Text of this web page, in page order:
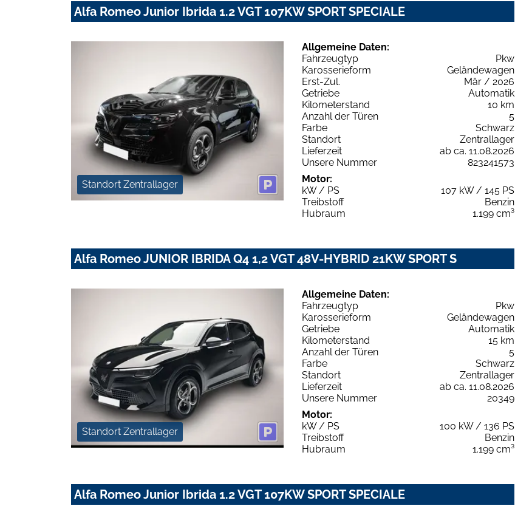
Alfa Romeo Junior Ibrida 1.2 VGT 107KW SPORT SPECIALE
Standort Zentrallager
Allgemeine Daten:
Fahrzeugtyp
Pkw
Karosserieform
Geländewagen
Erst-Zul.
Mär / 2026
Getriebe
Automatik
Kilometerstand
10 km
Anzahl der Türen
5
Farbe
Schwarz
Standort
Zentrallager
Lieferzeit
ab ca. 11.08.2026
Unsere Nummer
823241573
Motor:
kW / PS
107 kW / 145 PS
Treibstoff
Benzin
Hubraum
1.199 cm³
Alfa Romeo JUNIOR IBRIDA Q4 1,2 VGT 48V-HYBRID 21KW SPORT S
Standort Zentrallager
Allgemeine Daten:
Fahrzeugtyp
Pkw
Karosserieform
Geländewagen
Getriebe
Automatik
Kilometerstand
15 km
Anzahl der Türen
5
Farbe
Schwarz
Standort
Zentrallager
Lieferzeit
ab ca. 11.08.2026
Unsere Nummer
20349
Motor:
kW / PS
100 kW / 136 PS
Treibstoff
Benzin
Hubraum
1.199 cm³
Alfa Romeo Junior Ibrida 1.2 VGT 107KW SPORT SPECIALE